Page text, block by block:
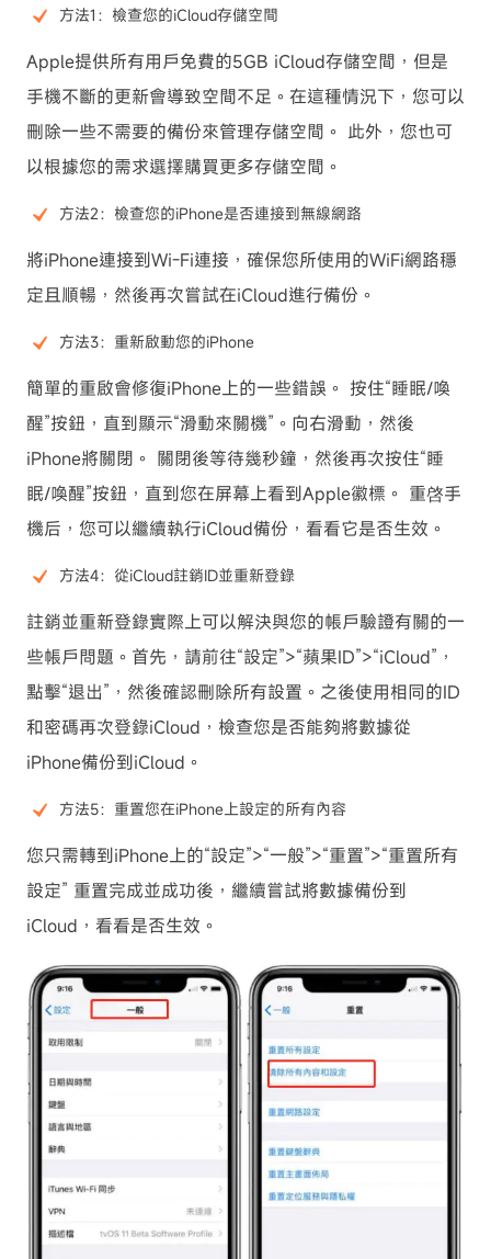
方法1：檢查您的iCloud存儲空間
Apple提供所有用戶免費的5GB iCloud存儲空間，但是
手機不斷的更新會導致空間不足。在這種情況下，您可以
刪除一些不需要的備份來管理存儲空間。 此外，您也可
以根據您的需求選擇購買更多存儲空間。
方法2：檢查您的iPhone是否連接到無線網路
將iPhone連接到Wi-Fi連接，確保您所使用的WiFi網路穩
定且順暢，然後再次嘗試在iCloud進行備份。
方法3：重新啟動您的iPhone
簡單的重啟會修復iPhone上的一些錯誤。 按住“睡眠/喚
醒”按鈕，直到顯示“滑動來關機”。向右滑動，然後
iPhone將關閉。 關閉後等待幾秒鐘，然後再次按住“睡
眠/喚醒”按鈕，直到您在屏幕上看到Apple徽標。 重啓手
機后，您可以繼續執行iCloud備份，看看它是否生效。
方法4：從iCloud註銷ID並重新登錄
註銷並重新登錄實際上可以解決與您的帳戶驗證有關的一
些帳戶問題。首先，請前往“設定”>“蘋果ID”>“iCloud”，
點擊“退出”，然後確認刪除所有設置。之後使用相同的ID
和密碼再次登錄iCloud，檢查您是否能夠將數據從
iPhone備份到iCloud。
方法5：重置您在iPhone上設定的所有內容
您只需轉到iPhone上的“設定”>“一般”>“重置”>“重置所有
設定” 重置完成並成功後，繼續嘗試將數據備份到
iCloud，看看是否生效。